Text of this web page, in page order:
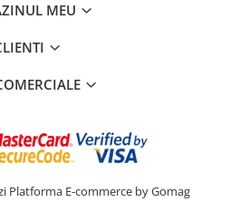
MEU
Platforma E-commerce by Gomag